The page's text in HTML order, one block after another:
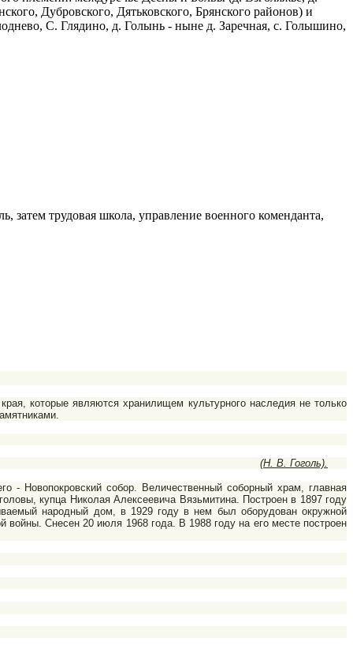
Дубровского, Дятьковского, Брянского районов) и
С. Глядино, д. Голынь - ныне д. Заречная, с. Голышино,
трудовая школа, управление военного коменданта,
которые являются хранилищем культурного наследия не только
(Н. В. Гоголь).
собор. Величественный соборный храм, главная
купца Николая Алексеевича Вязьмитина. Построен в 1897 году
народный дом, в 1929 году в нем был оборудован окружной
войны. Снесен 20 июля 1968 года. В 1988 году на его месте построен